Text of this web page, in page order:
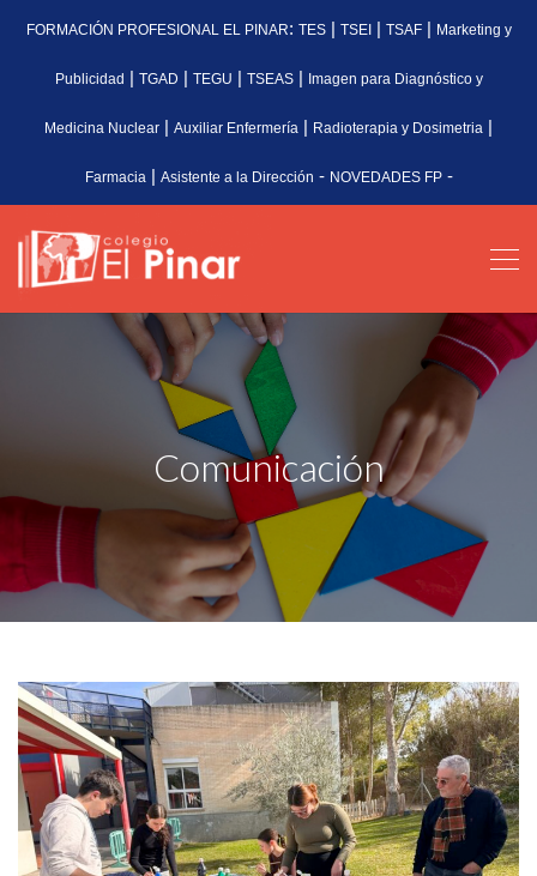
FORMACIÓN PROFESIONAL EL PINAR: TES| TSEI| TSAF| Marketing y
Publicidad | TGAD | TEGU | TSEAS| Imagen para Diagnóstico y
Medicina Nuclear | Auxiliar Enfermería | Radioterapia y Dosimetria |
Farmacia | Asistente a la Dirección - NOVEDADES FP-
Comunicación